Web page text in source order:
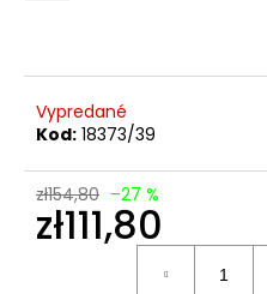
Vypredané
Kod: 18373/39
zł154,80 –27 %
zł111,80